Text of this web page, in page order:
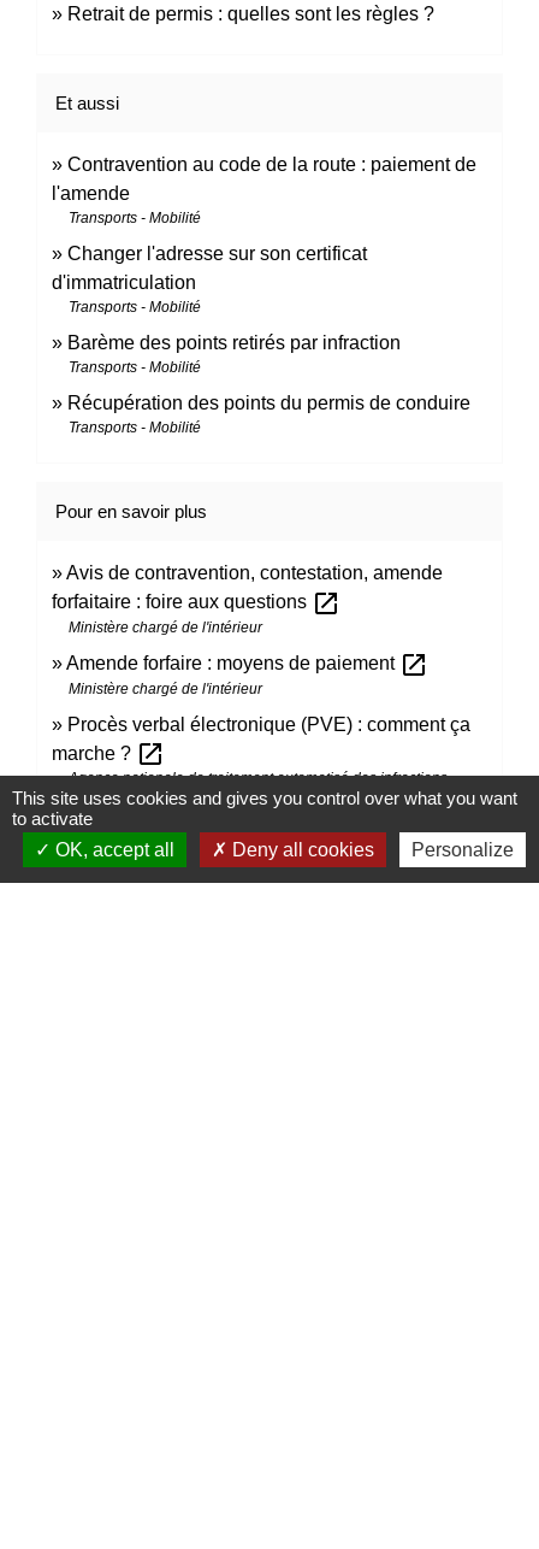
Retrait de permis : quelles sont les règles ?
Et aussi
Contravention au code de la route : paiement de
l'amende
Transports - Mobilité
Changer l'adresse sur son certificat
d'immatriculation
Transports - Mobilité
Barème des points retirés par infraction
Transports - Mobilité
Récupération des points du permis de conduire
Transports - Mobilité
Pour en savoir plus
Avis de contravention, contestation, amende
forfaitaire : foire aux questions open_in_new
Ministère chargé de l'intérieur
Amende forfaire : moyens de paiement open_in_new
Ministère chargé de l'intérieur
Procès verbal électronique (PVE) : comment ça
marche ? open_in_new
Agence nationale de traitement automatisé des infractions
Dossier d'infraction
Ministère chargé de l'intérieur
This site uses cookies and gives you control over what you want
to activate
OK, accept all
Deny all cookies Personalize